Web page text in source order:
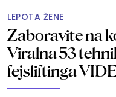
LEPOTA ŽENE
Zaboravite na
Viralna 53
fejsliftinga